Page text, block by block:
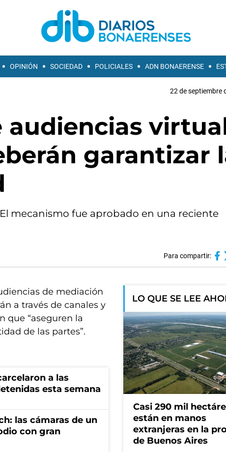
OPINIÓN SOCIEDAD POLICIALES ADN BONAERENSE
22 de septiembre
garantizar
mecanismo fue aprobado en una reciente
Para compartir:
de mediación
a través de canales y
que “aseguren la
de las partes”.
a las
esta semana
las cámaras de un
con gran
LO QUE SE LEE
Casi 290 mil
están en manos
extranjeras en la
de Buenos Aires